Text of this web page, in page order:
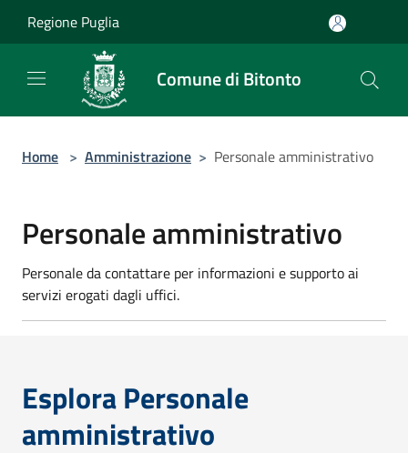
Regione Puglia
Comune di Bitonto
Home > Amministrazione > Personale amministrativo
Personale amministrativo
Personale da contattare per informazioni e supporto ai
servizi erogati dagli uffici.
Esplora Personale
amministrativo